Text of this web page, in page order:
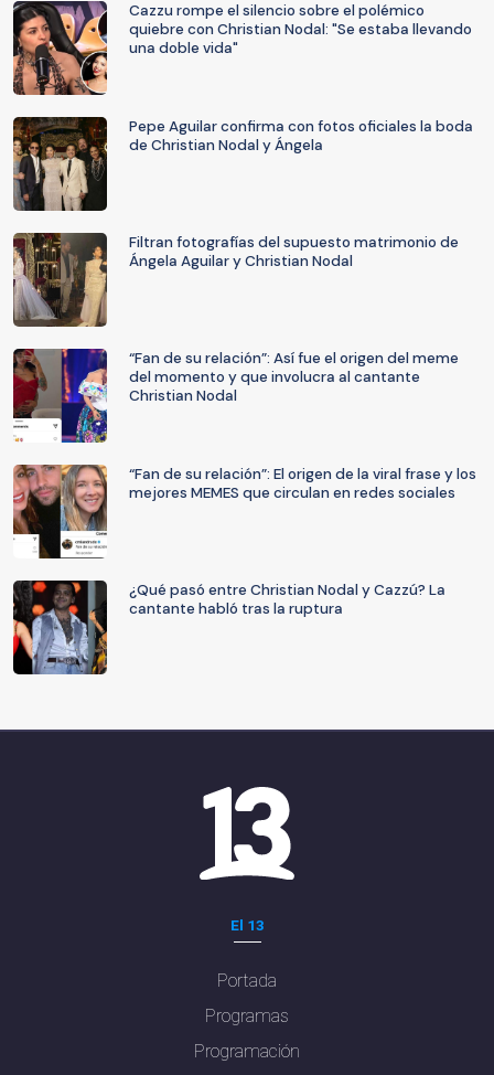
Cazzu rompe el silencio sobre el polémico
quiebre con Christian Nodal: "Se estaba llevando
una doble vida"
Pepe Aguilar confirma con fotos oficiales la boda
de Christian Nodal y Ángela
Filtran fotografías del supuesto matrimonio de
Ángela Aguilar y Christian Nodal
“Fan de su relación”: Así fue el origen del meme
del momento y que involucra al cantante
Christian Nodal
“Fan de su relación”: El origen de la viral frase y los
mejores MEMES que circulan en redes sociales
¿Qué pasó entre Christian Nodal y Cazzú? La
cantante habló tras la ruptura
El 13
Portada
Programas
Programación